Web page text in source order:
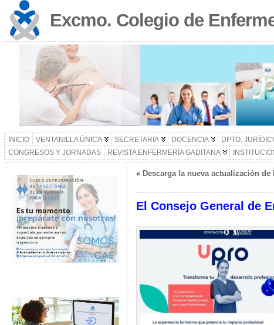
Excmo. Colegio de
INICIO VENTANILLA ÚNICA SECRETARIA DOCENCIA DPTO.
CONGRESOS Y JORNADAS
REVISTA ENFERMERÍA GADITANA
« Descarga la nueva actualización de
El Consejo General de